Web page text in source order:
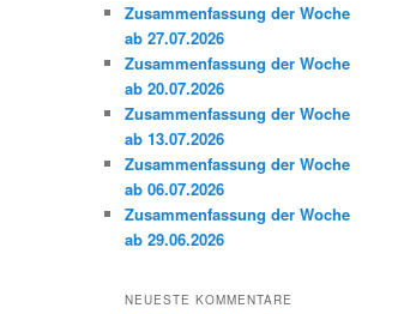
Zusammenfassung der Woche
ab 27.07.2026
Zusammenfassung der Woche
ab 20.07.2026
Zusammenfassung der Woche
ab 13.07.2026
Zusammenfassung der Woche
ab 06.07.2026
Zusammenfassung der Woche
ab 29.06.2026
NEUESTE KOMMENTARE